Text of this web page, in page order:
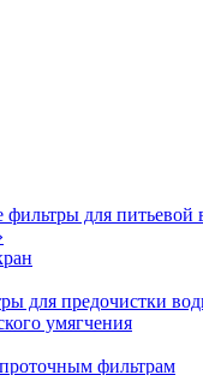
фильтры для питьевой
для предочистки
умягчения
фильтрам